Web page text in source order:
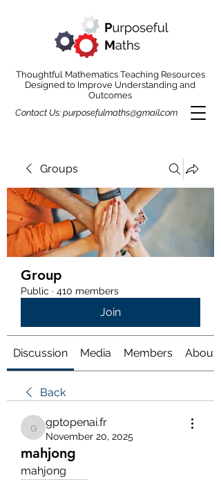
Thoughtful Mathematics Teaching Resources
Designed to Improve Understanding and
Outcomes
Contact Us: purposefulmaths@gmail.com
Groups
Group
Public · 410 members
Join
Discussion Media Members About
Back
gptopenai.fr
gptopenai.fr
November 20, 2025
mahjong
mahjong